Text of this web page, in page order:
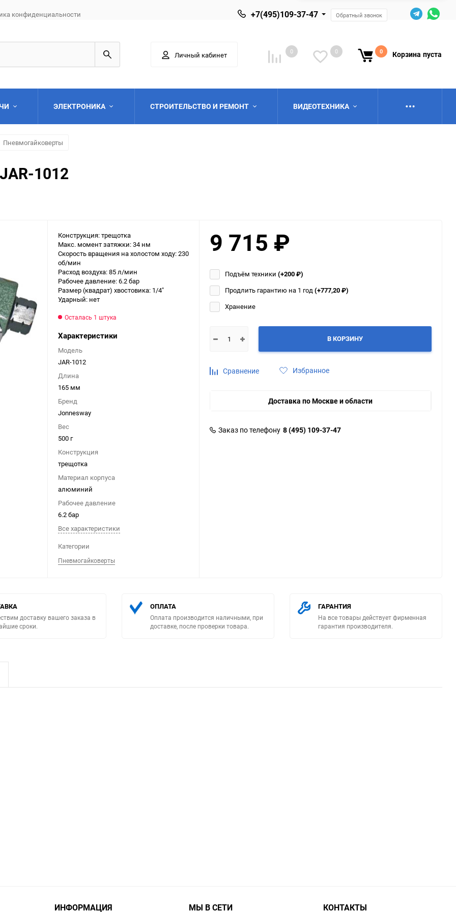
конфиденциальности +7(495)109-37-47 Обратный звонок
Личный кабинет 0 0 0 Корзина пуста
Выберите категорию
Выберите категорию
ЭЛЕКТРОНИКА СТРОИТЕЛЬСТВО И РЕМОНТ
Выберите категорию
ВИДЕОТЕХНИКА
Пневмогайковерты
1012
Конструкция: трещотка
Макс. момент затяжки: 34 нм
Скорость вращения на холостом ходу: 230
об/мин
Расход воздуха: 85 л/мин
Рабочее давление: 6.2 бар
Размер (квадрат) хвостовика: 1/4"
Ударный: нет
Осталась 1 штука
Характеристики
Модель
JAR-1012
Длина
165 мм
Бренд
Jonnesway
Вес
500 г
Конструкция
трещотка
Материал корпуса
алюминий
Рабочее давление
6.2 бар
Все характеристики
Категории
Пневмогайковерты
9 715 ₽
Подъём техники (+200₽)
Продлить гарантию на 1 год(+777,20₽)
Хранение
В КОРЗИНУ
Сравнение Избранное
Доставка по Москве и области
Заказ по телефону 8 (495) 109-37-47
доставку вашего заказа в
сроки.
ОПЛАТА
Оплата производится наличными, при
доставке, после проверки товара.
ГАРАНТИЯ
На все товары действует фирменная
гарантия производителя.
ИНФОРМАЦИЯ МЫ В СЕТИ КОНТАКТЫ